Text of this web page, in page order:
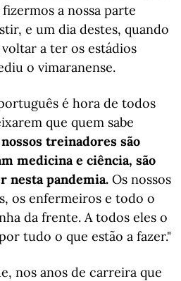
fizermos a nossa parte
e um dia destes, quando
a ter os estádios
o vimaranense.
é hora de todos
que quem sabe
treinadores são
medicina e ciência, são
nesta pandemia. Os nossos
os enfermeiros e todo o
da frente. A todos eles o
tudo o que estão a fazer."
nos anos de carreira que